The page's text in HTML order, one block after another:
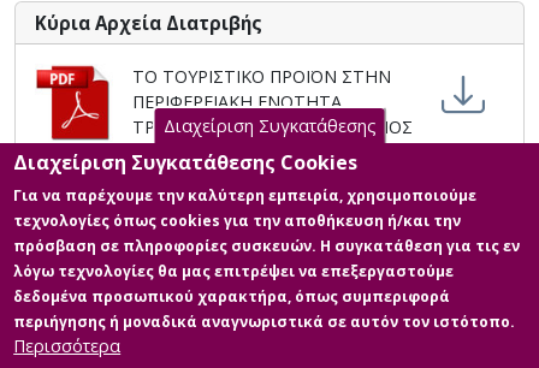
Κύρια Αρχεία Διατριβής
ΤΟ ΤΟΥΡΙΣΤΙΚΟ ΠΡΟΪΟΝ ΣΤΗΝ
ΠΕΡΙΦΕΡΕΙΑΚΗ ΕΝΟΤΗΤΑ
ΤΡΙΚΑΛΩΝ ΚΑΙ Ο ΕΜΠΛΟΥΤΙΣΜΟΣ
ΤΟΥ ΜΕ ΕΙΔΙΚΕΣ ΕΝΑΛΛΑΚΤΙΚΕΣ
ΜΟΡΦΕΣ ΤΟΥΡΙΣΜΟΥ
Περιγραφή: ΣΩΤΗΡΙΑΔΗΣ
ΣΩΤΗΡΙΟΣ ΜΕΤΑΠΤΥΧΙΑΚΗ
ΕΡΓΑΣΙΑ ΔΤΕ 2019-2020.pdf (pdf)
Άδεια:Αναφορά Δημιουργού 4.0
Διεθνές
Πληροφορίες: Κυρίως σώμα
Διαχείριση Συγκατάθεσης
Διαχείριση Συγκατάθεσης Cookies
Για να παρέχουμε την καλύτερη εμπειρία, χρησιμοποιούμε
τεχνολογίες όπως cookies για την αποθήκευση ή/και την
πρόσβαση σε πληροφορίες συσκευών. Η συγκατάθεση για τις εν
λόγω τεχνολογίες θα μας επιτρέψει να επεξεργαστούμε
δεδομένα προσωπικού χαρακτήρα, όπως συμπεριφορά
περιήγησης ή μοναδικά αναγνωριστικά σε αυτόν τον ιστότοπο.
Περισσότερα